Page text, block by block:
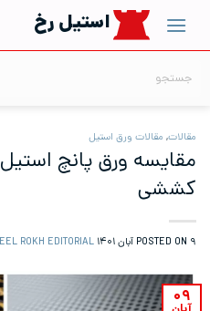
content
استیل رخ
مقالات, مقالات ورق استیل
مقایسه ورق پانچ
کششی
POSTED ON ۹ آبان ۱۴۰۱ ROKH EDITORIAL
۰۹